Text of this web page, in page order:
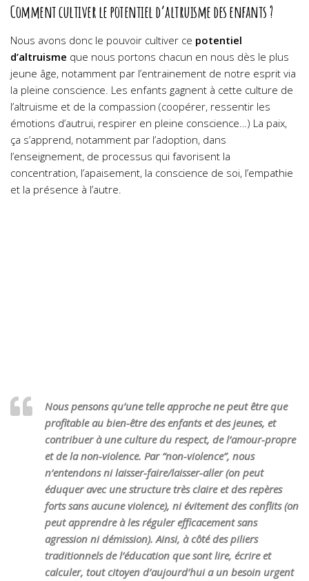
Comment cultiver le potentiel d’altruisme des enfants ?
Nous avons donc le pouvoir cultiver ce potentiel
d’altruisme que nous portons chacun en nous dès le plus
jeune âge, notamment par l’entrainement de notre esprit via
la pleine conscience. Les enfants gagnent à cette culture de
l’altruisme et de la compassion (coopérer, ressentir les
émotions d’autrui, respirer en pleine conscience…) La paix,
ça s’apprend, notamment par l’adoption, dans
l’enseignement, de processus qui favorisent la
concentration, l’apaisement, la conscience de soi, l’empathie
et la présence à l’autre.
Nous pensons qu’une telle approche ne peut être que
profitable au bien-être des enfants et des jeunes, et
contribuer à une culture du respect, de l’amour-propre
et de la non-violence. Par “non-violence”, nous
n’entendons ni laisser-faire/laisser-aller (on peut
éduquer avec une structure très claire et des repères
forts sans aucune violence), ni évitement des conflits (on
peut apprendre à les réguler efficacement sans
agression ni démission). Ainsi, à côté des piliers
traditionnels de l’éducation que sont lire, écrire et
calculer, tout citoyen d’aujourd’hui a un besoin urgent